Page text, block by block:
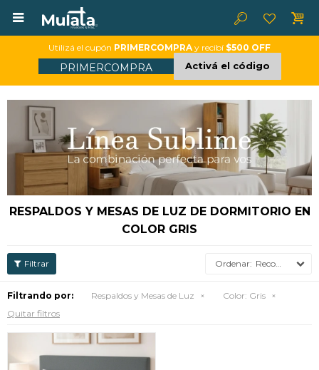

Utilizá el cupón PRIMERCOMPRA y recibí $500 OFF
PRIMERCOMPRA Activá el código
RESPALDOS Y MESAS DE LUZ DE DORMITORIO EN
COLOR GRIS
Recomendados
Filtrando por: Respaldos y Mesas de Luz Color: Gris
Quitar filtros